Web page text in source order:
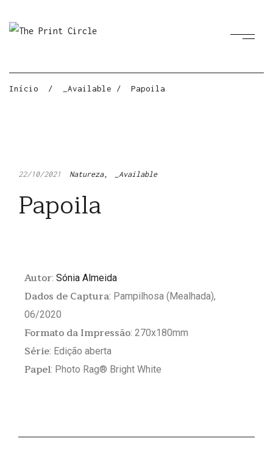
Início / _Available / Papoila
22/10/2021 Natureza _Available
Papoila
Autor: Sónia Almeida
Dados de Captura: Pampilhosa (Mealhada),
06/2020
Formato da Impressão: 270x180mm
Série: Edição aberta
Papel: Photo Rag® Bright White